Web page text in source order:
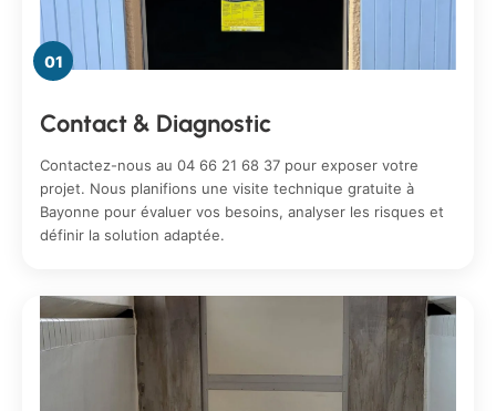
01
Contact & Diagnostic
Contactez-nous au 04 66 21 68 37 pour exposer votre
projet. Nous planifions une visite technique gratuite à
Bayonne pour évaluer vos besoins, analyser les risques et
définir la solution adaptée.